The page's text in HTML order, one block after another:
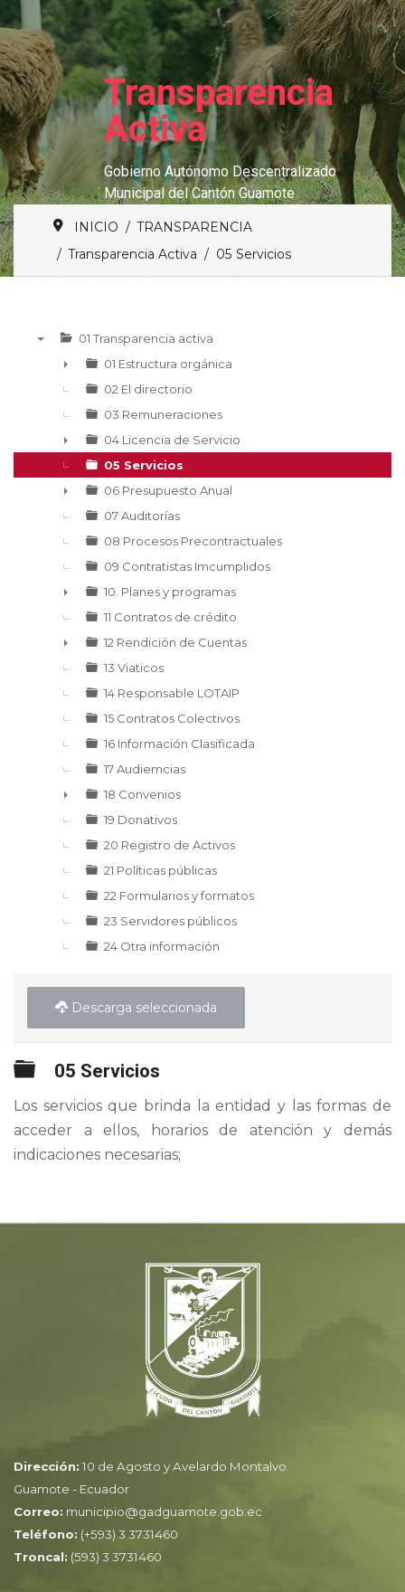
Transparencia
Activa
Gobierno Autónomo Descentralizado
Municipal del Cantón Guamote
INICIO
TRANSPARENCIA
Transparencia Activa
05 Servicios
01 Transparencia activa
►
01 Estructura orgánica
02 El directorio
03 Remuneraciones
►
04 Licencia de Servicio
05 Servicios
►
06 Presupuesto Anual
07 Auditorías
08 Procesos Precontractuales
09 Contratistas Imcumplidos
►
10. Planes y programas
11 Contratos de crédito
►
12 Rendición de Cuentas
13 Viaticos
14 Responsable LOTAIP
15 Contratos Colectivos
16 Información Clasificada
17 Audiemcias
►
18 Convenios
19 Donativos
20 Registro de Activos
21 Políticas públicas
22 Formularios y formatos
23 Servidores públicos
24 Otra información
Descarga seleccionada
Carpeta
05 Servicios
Los servicios que brinda la entidad y las formas de
acceder a ellos, horarios de atención y demás
indicaciones necesarias;
Dirección: 10 de Agosto y Avelardo Montalvo.
Guamote - Ecuador
Correo: municipio@gadguamote.gob.ec
Teléfono: (+593) 3 3731460
Troncal: (593) 3 3731460